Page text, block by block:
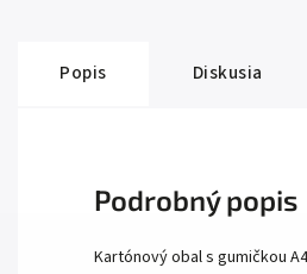
Popis Diskusia
Podrobný popis
Kartónový obal s gumičkou